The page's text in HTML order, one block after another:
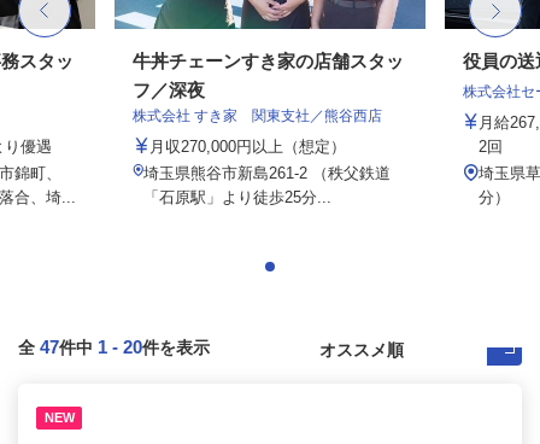
スタッ
優遇
錦町、
合、埼...
牛丼チェーンすき家の店舗スタッ
フ／深夜
株式会社 すき家 関東支社／熊谷西店
月収270,000円以上（想定）
埼玉県熊谷市新島261-2 （秩父鉄道
「石原駅」より徒歩25分...
役員の送
株式会社
月給
2回
埼玉県
分）
全 47件中 1 - 20件を表示
NEW